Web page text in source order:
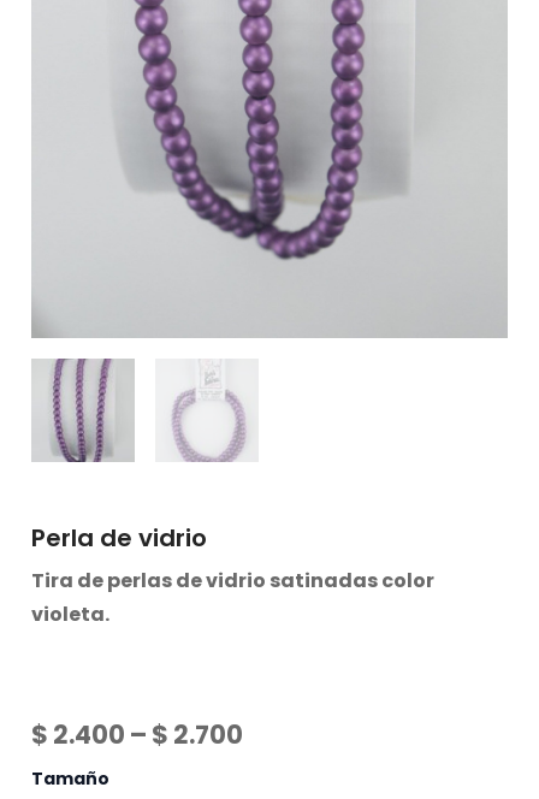
Perla de vidrio
Tira de perlas de vidrio satinadas color
violeta.
$ 2.400 – $ 2.700
Tamaño